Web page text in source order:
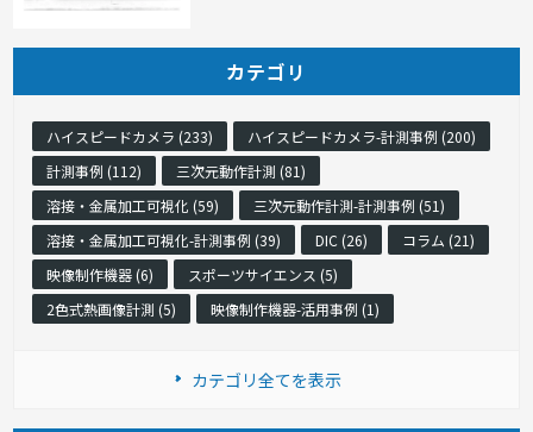
カテゴリ
ハイスピードカメラ (233)
ハイスピードカメラ-計測事例 (200)
計測事例 (112)
三次元動作計測 (81)
溶接・金属加工可視化 (59)
三次元動作計測-計測事例 (51)
溶接・金属加工可視化-計測事例 (39)
DIC (26)
コラム (21)
映像制作機器 (6)
スポーツサイエンス (5)
2色式熱画像計測 (5)
映像制作機器-活用事例 (1)
カテゴリ全てを表示